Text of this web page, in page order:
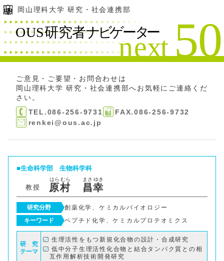
岡山理科大学 研究・社会連携部
ご意見・ご要望・お問合わせは
岡山理科大学 研究・社会連携部へお気軽にご連絡くだ
さい。
TEL.086-256-9731
FAX.086-256-9732
renkei@ous.ac.jp
生命科学部 生物科学科
教授 原
はら
村
むら
昌
まさ
幸
ゆき
研究分野
創薬化学、ケミカルバイオロジー
キーワード
ペプチド化学、ケミカルプロテオミクス
研 究
テーマ
生理活性をもつ新規化合物の設計・合成研究
低中分子生理活性化合物と結合タンパク質との相
互作用解析技術開発研究